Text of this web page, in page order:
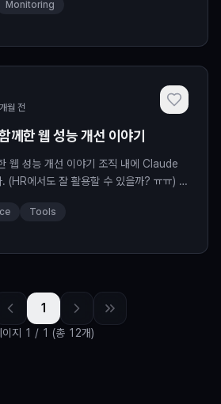
Monitoring
월 전
한 웹 성능 개선 이야기
웹 성능 개선 이야기 조직 내에 Claude
(HR에서도 잘 활용할 수 있을까? ㅠㅠ) 난
Tools
1
지 1 / 1 (총 12개)